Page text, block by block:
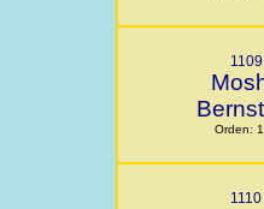
1109
Orden:
1110